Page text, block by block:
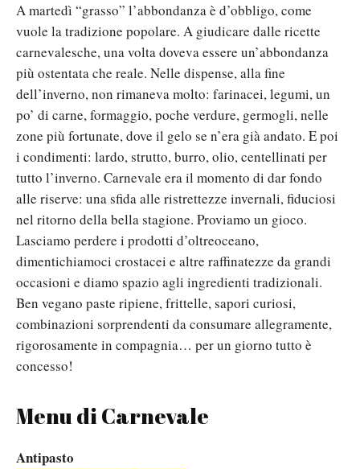
A martedì “grasso” l’abbondanza è d’obbligo, come
vuole la tradizione popolare. A giudicare dalle ricette
carnevalesche, una volta doveva essere un’abbondanza
più ostentata che reale. Nelle dispense, alla fine
dell’inverno, non rimaneva molto: farinacei, legumi, un
po’ di carne, formaggio, poche verdure, germogli, nelle
zone più fortunate, dove il gelo se n’era già andato. E poi
i condimenti: lardo, strutto, burro, olio, centellinati per
tutto l’inverno. Carnevale era il momento di dar fondo
alle riserve: una sfida alle ristrettezze invernali, fiduciosi
nel ritorno della bella stagione. Proviamo un gioco.
Lasciamo perdere i prodotti d’oltreoceano,
dimentichiamoci crostacei e altre raffinatezze da grandi
occasioni e diamo spazio agli ingredienti tradizionali.
Ben vegano paste ripiene, frittelle, sapori curiosi,
combinazioni sorprendenti da consumare allegramente,
rigorosamente in compagnia… per un giorno tutto è
concesso!
Menu di Carnevale
Antipasto